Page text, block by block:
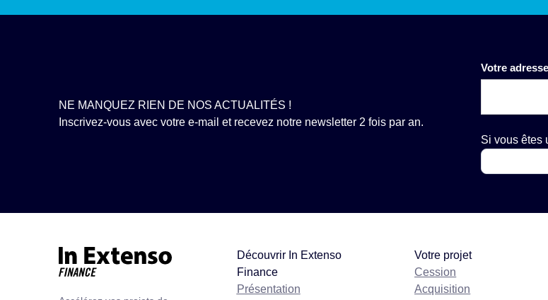
NE MANQUEZ RIEN DE NOS ACTUALITÉS !
Inscrivez-vous avec votre e-mail et recevez notre newsletter 2 fois par an.
Votre
Si vous êtes
Découvrir In Extenso
Finance
Présentation
Votre projet
Cession
Acquisition